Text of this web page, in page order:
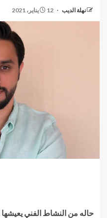
نهلة الديب 12 يناير، 2021
حاله من النشاط الفني